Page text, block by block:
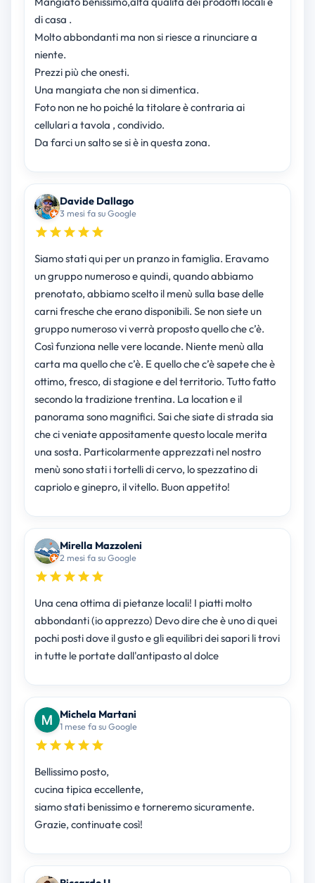
di casa .
Molto abbondanti ma non si riesce a rinunciare a
niente.
Prezzi più che onesti.
Una mangiata che non si dimentica.
Foto non ne ho poiché la titolare è contraria ai
cellulari a tavola , condivido.
Da farci un salto se si è in questa zona.
Davide Dallago
3 mesi fa su Google
Siamo stati qui per un pranzo in famiglia. Eravamo
un gruppo numeroso e quindi, quando abbiamo
prenotato, abbiamo scelto il menù sulla base delle
carni fresche che erano disponibili. Se non siete un
gruppo numeroso vi verrà proposto quello che c’è.
Così funziona nelle vere locande. Niente menù alla
carta ma quello che c’è. E quello che c’è sapete che è
ottimo, fresco, di stagione e del territorio. Tutto fatto
secondo la tradizione trentina. La location e il
panorama sono magnifici. Sai che siate di strada sia
che ci veniate appositamente questo locale merita
una sosta. Particolarmente apprezzati nel nostro
menù sono stati i tortelli di cervo, lo spezzatino di
capriolo e ginepro, il vitello. Buon appetito!
Mirella Mazzoleni
2 mesi fa su Google
Una cena ottima di pietanze locali! I piatti molto
abbondanti (io apprezzo) Devo dire che è uno di quei
pochi posti dove il gusto e gli equilibri dei sapori li trovi
in tutte le portate dall'antipasto al dolce
Michela Martani
1 mese fa su Google
Bellissimo posto,
cucina tipica eccellente,
siamo stati benissimo e torneremo sicuramente.
Grazie, continuate così!